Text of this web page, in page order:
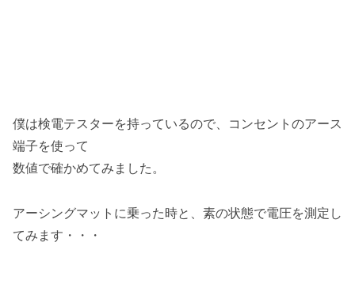
僕は検電テスターを持っているので、コンセントのアース
端子を使って
数値で確かめてみました。
アーシングマットに乗った時と、素の状態で電圧を測定し
てみます・・・